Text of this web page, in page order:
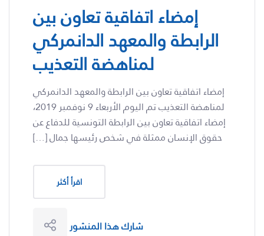
إمضاء اتفاقية تعاون بين
الرابطة والمعهد الدانمركي
لمناهضة التعذيب
إمضاء اتفاقية تعاون بين الرابطة والمعهد الدانمركي
لمناهضة التعذيب تم اليوم الأربعاء 9 نوفمبر 2019،
إمضاء اتفاقية تعاون بين الرابطة التونسية للدفاع عن
حقوق الإنسان ممثلة في شخص رئيسها جمال […]
اقرأ أكثر
شارك هذا المنشور